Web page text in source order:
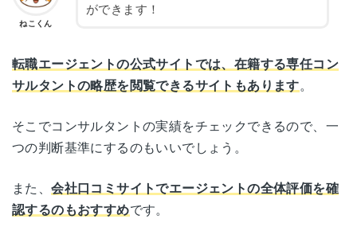
ねこくん
ができます！
転職エージェントの公式サイトでは、在籍する専任コン
サルタントの略歴を閲覧できるサイトもあります。
そこでコンサルタントの実績をチェックできるので、一
つの判断基準にするのもいいでしょう。
また、会社口コミサイトでエージェントの全体評価を確
認するのもおすすめです。